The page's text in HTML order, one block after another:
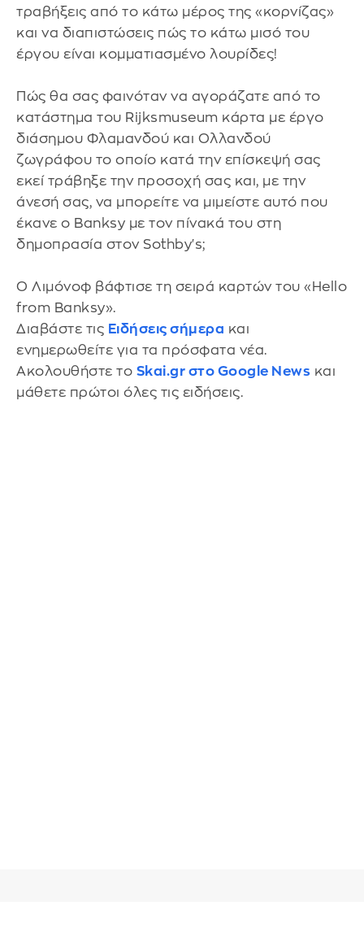
τραβήξεις από το κάτω μέρος της «κορνίζας»
και να διαπιστώσεις πώς το κάτω μισό του
έργου είναι κομματιασμένο λουρίδες!
Πώς θα σας φαινόταν να αγοράζατε από το
κατάστημα του Rijksmuseum κάρτα με έργο
διάσημου Φλαμανδού και Ολλανδού
ζωγράφου το οποίο κατά την επίσκεψή σας
εκεί τράβηξε την προσοχή σας και, με την
άνεσή σας, να μπορείτε να μιμείστε αυτό που
έκανε ο Banksy με τον πίνακά του στη
δημοπρασία στον Sothby's;
Ο Λιμόνοφ βάφτισε τη σειρά καρτών του «Hello
from Banksy».
Διαβάστε τις Ειδήσεις σήμερα και
ενημερωθείτε για τα πρόσφατα νέα.
Ακολουθήστε το Skai.gr στο Google News και
μάθετε πρώτοι όλες τις ειδήσεις.